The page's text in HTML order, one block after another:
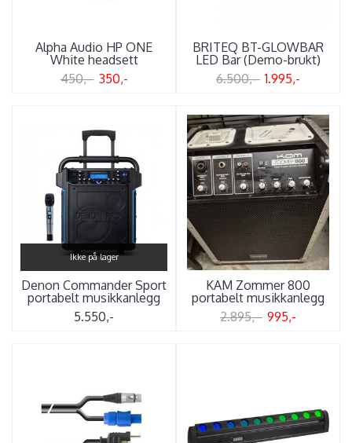
Alpha Audio HP ONE
White headsett
450,- 350,-
BRITEQ BT-GLOWBAR
LED Bar (Demo-brukt)
6.500,- 1.995,-
Ikke på lager
Denon Commander Sport
portabelt musikkanlegg
5.550,-
KAM Zommer 800
portabelt musikkanlegg
2.895,- 995,-